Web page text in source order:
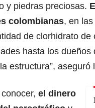
y piedras preciosas.
colombianas, en
de clorhidrato
hasta los
estructura”, aseguró
el dinero